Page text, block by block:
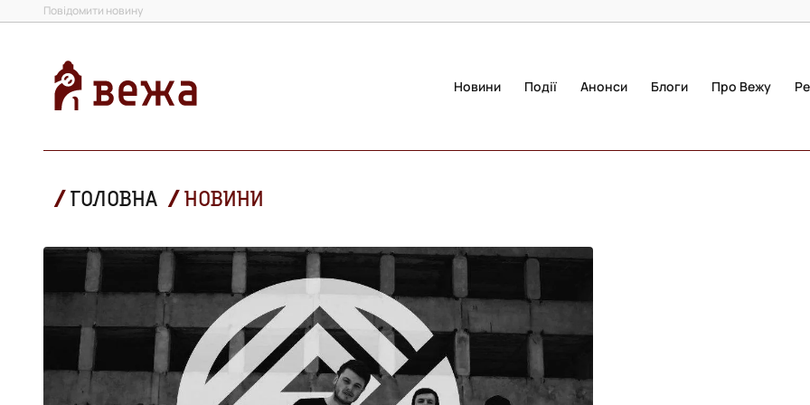
Повідомити новину
Новини Події Анонси Блоги Про Вежу
ГОЛОВНА НОВИНИ